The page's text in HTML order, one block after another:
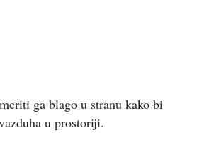
ga blago u stranu kako bi
u prostoriji.